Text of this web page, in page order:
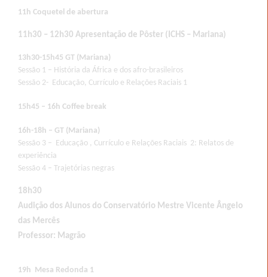
11h Coquetel de abertura
11h30 – 12h30 Apresentação de Pôster (ICHS – Mariana)
13h30-15h45 GT (Mariana)
Sessão 1 – História da África e dos afro-brasileiros
Sessão 2- Educação, Currículo e Relações Raciais 1
15h45 – 16h Coffee break
16h-18h – GT (Mariana)
Sessão 3 – Educação , Currículo e Relações Raciais 2: Relatos de
experiência
Sessão 4 – Trajetórias negras
18h30
Audição dos Alunos do Conservatório Mestre Vicente Ângelo
das Mercês
Professor: Magrão
19h Mesa Redonda 1